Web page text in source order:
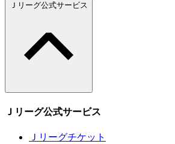
Ｊリーグ公式サービス
Ｊリーグ公式サービス
Ｊリーグチケット